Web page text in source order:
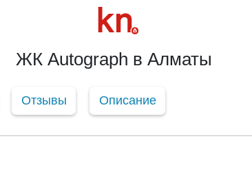
ЖК Autograph в Алматы
Отзывы Описание